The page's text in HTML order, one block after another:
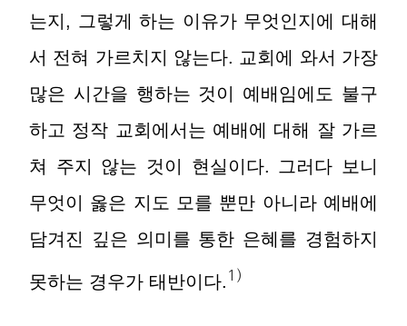
는지, 그렇게 하는 이유가 무엇인지에 대해
서 전혀 가르치지 않는다. 교회에 와서 가장
많은 시간을 행하는 것이 예배임에도 불구
하고 정작 교회에서는 예배에 대해 잘 가르
쳐 주지 않는 것이 현실이다. 그러다 보니
무엇이 옳은 지도 모를 뿐만 아니라 예배에
담겨진 깊은 의미를 통한 은혜를 경험하지
못하는 경우가 태반이다. 1)